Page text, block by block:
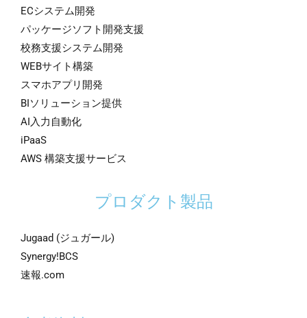
ECシステム開発
パッケージソフト開発支援
校務支援システム開発
WEBサイト構築
スマホアプリ開発
BIソリューション提供
AI入力自動化
iPaaS
AWS 構築支援サービス
プロダクト製品
Jugaad (ジュガール)
Synergy!BCS
速報.com